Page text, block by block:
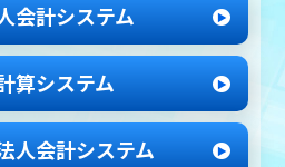
会計システム
算システム
人会計システム